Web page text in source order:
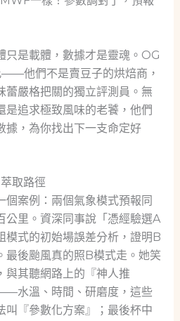
只是載體，數據才是靈魂。OG
他們不是賣豆子的烘焙商，
蕾嚴格把關的獨立評測員。無
是追求極致風味的老饕，他們
據，為你找出下一支命定好
取路徑
個案例：兩個氣象模式預報同
公里。資深同事說「憑經驗選A
模式的初始場誤差分析，證明B
最後颱風真的照B模式走。她笑
與其聽網路上的『神人推
水溫、時間、研磨度，這些
叫『參數化方案』；最後杯中